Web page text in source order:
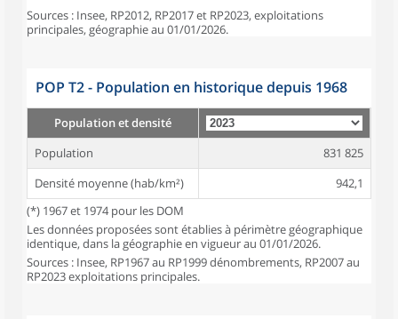
Sources : Insee, RP2012, RP2017 et RP2023, exploitations
principales, géographie au 01/01/2026.
POP T2 - Population en historique depuis 1968
Population et densité
Population
831 825
Densité moyenne (hab/km²)
942,1
(*) 1967 et 1974 pour les DOM
Les données proposées sont établies à périmètre géographique
identique, dans la géographie en vigueur au 01/01/2026.
Sources : Insee, RP1967 au RP1999 dénombrements, RP2007 au
RP2023 exploitations principales.